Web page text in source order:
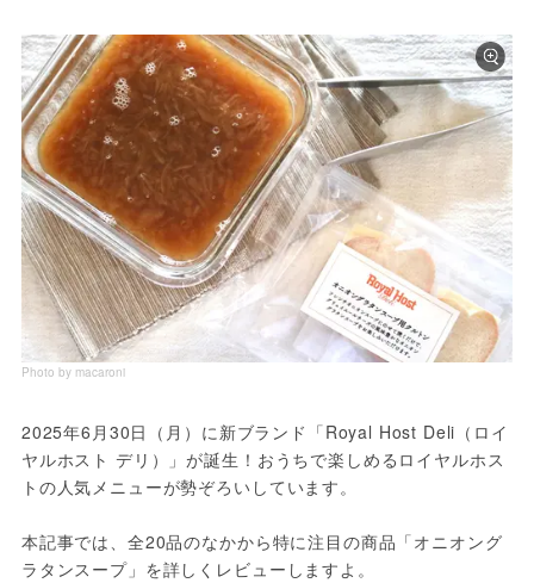
Photo by macaroni
2025年6月30日（月）に新ブランド「Royal Host Deli（ロイ
ヤルホスト デリ）」が誕生！おうちで楽しめるロイヤルホス
トの人気メニューが勢ぞろいしています。
本記事では、全20品のなかから特に注目の商品「オニオング
ラタンスープ」を詳しくレビューしますよ。